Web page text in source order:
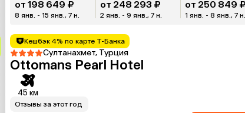
от 198 649 ₽
8 янв. - 15 янв., 7 н.
от 248 293 ₽
2 янв. - 9 янв., 7 н.
от 250 849
1 янв. - 8 янв., 7
Кешбэк 4% по карте Т-Банка
Султанахмет, Турция
Ottomans Pearl Hotel
45 км
Отзывы за этот год